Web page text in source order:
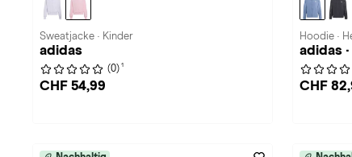
Sweatjacke · Kinder
adidas
(0) 1
CHF 54,99
Hoodie ·
adidas
CHF